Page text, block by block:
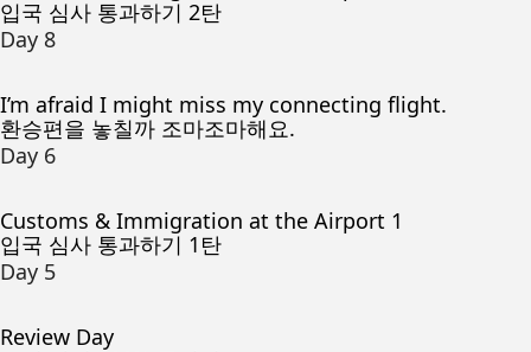
입국 심사 통과하기 2탄
Day 8
I’m afraid I might miss my connecting flight.
환승편을 놓칠까 조마조마해요.
Day 6
Customs & Immigration at the Airport 1
입국 심사 통과하기 1탄
Day 5
Review Day